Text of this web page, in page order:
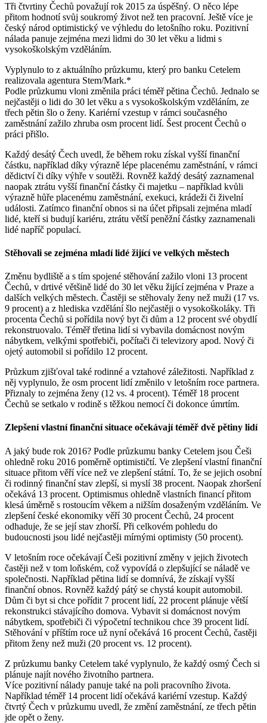
Tři čtvrtiny Čechů považují rok 2015 za úspěšný. O něco lépe
přitom hodnotí svůj soukromý život než ten pracovní. Ještě více je
český národ optimistický ve výhledu do letošního roku. Pozitivní
nálada panuje zejména mezi lidmi do 30 let věku a lidmi s
vysokoškolským vzděláním.
Vyplynulo to z aktuálního průzkumu, který pro banku Cetelem
realizovala agentura Stem/Mark.*
Podle průzkumu vloni změnila práci téměř pětina Čechů. Jednalo se
nejčastěji o lidi do 30 let věku a s vysokoškolským vzděláním, ze
třech pětin šlo o ženy. Kariérní vzestup v rámci současného
zaměstnání zažilo zhruba osm procent lidí. Šest procent Čechů o
práci přišlo.
Každý desátý Čech uvedl, že během roku získal vyšší finanční
částku, například díky výrazně lépe placenému zaměstnání, v rámci
dědictví či díky výhře v soutěži. Rovněž každý desátý zaznamenal
naopak ztrátu vyšší finanční částky či majetku – například kvůli
výrazně hůře placenému zaměstnání, exekuci, krádeži či živelní
události. Zatímco finanční obnos si na účet připsali zejména mladí
lidé, kteří si budují kariéru, ztrátu větší peněžní částky zaznamenali
lidé napříč populací.
Stěhovali se zejména mladí lidé žijící ve velkých městech
Změnu bydliště a s tím spojené stěhování zažilo vloni 13 procent
Čechů, v drtivé většině lidé do 30 let věku žijící zejména v Praze a
dalších velkých městech. Častěji se stěhovaly ženy než muži (17 vs.
9 procent) a z hlediska vzdělání šlo nejčastěji o vysokoškoláky. Tři
procenta Čechů si pořídila nový byt či dům a 12 procent své obydlí
rekonstruovalo. Téměř třetina lidí si vybavila domácnost novým
nábytkem, velkými spotřebiči, počítači či televizory apod. Nový či
ojetý automobil si pořídilo 12 procent.
Průzkum zjišťoval také rodinné a vztahové záležitosti. Například z
něj vyplynulo, že osm procent lidí změnilo v letošním roce partnera.
Přiznaly to zejména ženy (12 vs. 4 procent). Téměř 18 procent
Čechů se setkalo v rodině s těžkou nemocí či dokonce úmrtím.
Zlepšení vlastní finanční situace očekávají téměř dvě pětiny lidí
A jaký bude rok 2016? Podle průzkumu banky Cetelem jsou Češi
ohledně roku 2016 poměrně optimističtí. Ve zlepšení vlastní finanční
situace přitom věří více než ve zlepšení státní. To, že se jejich osobní
či rodinný finanční stav zlepší, si myslí 38 procent. Naopak zhoršení
očekává 13 procent. Optimismus ohledně vlastních financí přitom
klesá úměrně s rostoucím věkem a nižším dosaženým vzděláním. Ve
zlepšení české ekonomiky věří 30 procent Čechů, 24 procent
odhaduje, že se její stav zhorší. Při celkovém pohledu do
budoucnosti jsou lidé nejčastěji mírnými optimisty (50 procent).
V letošním roce očekávají Češi pozitivní změny v jejich životech
častěji než v tom loňském, což vypovídá o zlepšující se náladě ve
společnosti. Například pětina lidí se domnívá, že získají vyšší
finanční obnos. Rovněž každý pátý se chystá koupit automobil.
Dům či byt si chce pořídit 7 procent lidí, 22 procent plánuje větší
rekonstrukci stávajícího domova. Vybavit si domácnost novým
nábytkem, spotřebiči či výpočetní technikou chce 39 procent lidí.
Stěhování v příštím roce už nyní očekává 16 procent Čechů, častěji
přitom ženy než muži (20 procent vs. 12 procent).
Z průzkumu banky Cetelem také vyplynulo, že každý osmý Čech si
plánuje najít nového životního partnera.
Více pozitivní nálady panuje také na poli pracovního života.
Například téměř 14 procent lidí očekává kariérní vzestup. Každý
čtvrtý Čech v průzkumu uvedl, že změní zaměstnání, ze třech pětin
jde opět o ženy.